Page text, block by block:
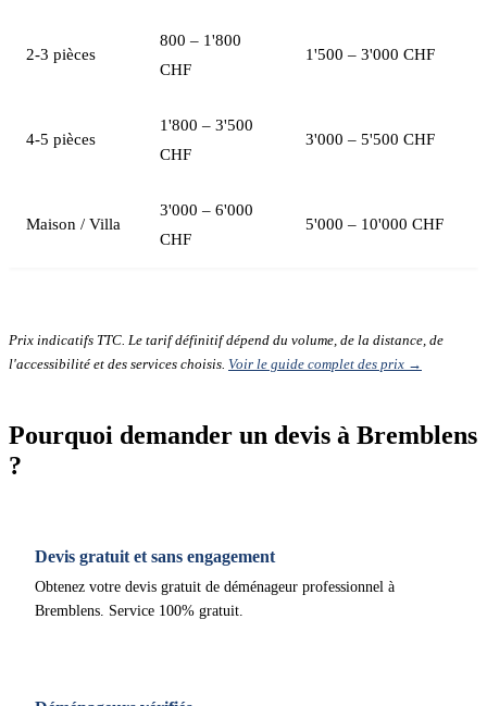
2-3 pièces
800 – 1'800
CHF
1'500 – 3'000 CHF
4-5 pièces
1'800 – 3'500
CHF
3'000 – 5'500 CHF
Maison / Villa
3'000 – 6'000
CHF
5'000 – 10'000 CHF
Prix indicatifs TTC. Le tarif définitif dépend du volume, de la distance, de
l'accessibilité et des services choisis. Voir le guide complet des prix →
Pourquoi demander un devis à Bremblens
?
Devis gratuit et sans engagement
Obtenez votre devis gratuit de déménageur professionnel à
Bremblens. Service 100% gratuit.